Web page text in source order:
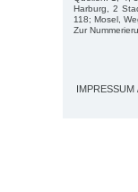
Harburg, 2
118; Mosel,
Zur
IMPRESSUM